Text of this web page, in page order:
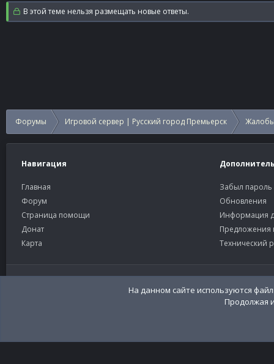
В этой теме нельзя размещать новые ответы.
Форумы Игровой сервер | Русский город Премьерск
Навигация
Главная
Форум
Страница помощи
Донат
Карта
Забыл пароль
Обновления
Информация
Предложения
Технический
Russian (RU)
На данном сайте используются
Продолжая